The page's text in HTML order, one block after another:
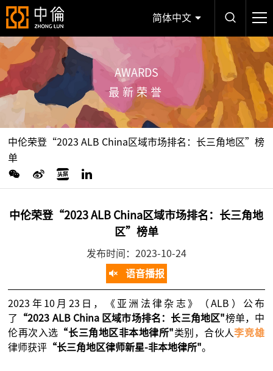
简体中文
AWARDS
最新荣誉
中伦荣登“2023 ALB China区域市场排名：长三角地区”榜
单
中伦荣登“2023 ALB China区域市场排名：长三角地
区”榜单
发布时间：2023-10-24
语音播报
2023年10月23日，《亚洲法律杂志》（ALB）公布
了
“2023 ALB China 区域市场排名：长三角地区"榜单，中
伦再次入选 “长三角地区非本地律所"类别，合伙人李竞雄
律师获评 “长三角地区律师新星-非本地律所"。